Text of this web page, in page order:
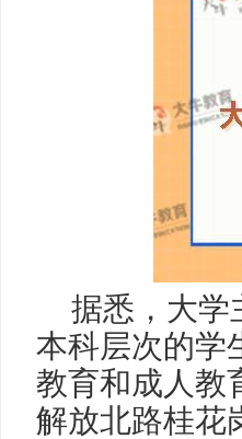
据悉，大学
本科层次的学
教育和成人教
解放北路桂花